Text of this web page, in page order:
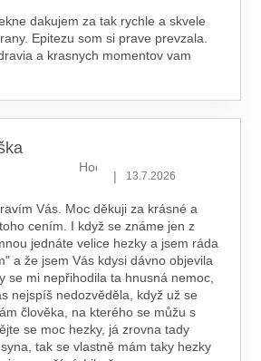
dakujem za tak rychle a skvele
Epitezu som si prave prevzala.
a krasnych momentov vam
Hodnocení obchodu je 5 z 5
| 13.7.2026
Vás. Moc děkuji za krásné a
cením. I když se známe jen z
jednáte velice hezky a jsem ráda
a že jsem Vás kdysi dávno objevila
se mi nepřihodila ta hnusná nemoc,
nejspíš nedozvěděla, když už se
člověka, na kterého se můžu s
se moc hezky, já zrovna tady
tak se vlastně mám taky hezky